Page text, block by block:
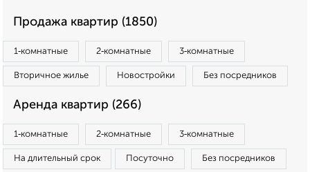
Продажа квартир (1850)
1‑комнатные 2‑комнатные 3‑комнатные
Вторичное жилье Новостройки Без посредников
Аренда квартир (266)
1‑комнатные 2‑комнатные 3‑комнатные
На длительный срок Посуточно Без посредников